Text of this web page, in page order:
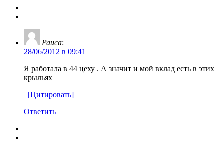
Раиса:
28/06/2012 в 09:41
Я работала в 44 цеху . А значит и мой вклад есть в этих
крыльях
[Цитировать]
Ответить